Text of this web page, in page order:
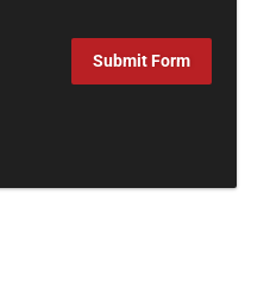
Submit Form